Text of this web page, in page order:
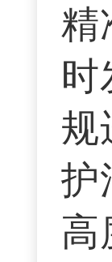
精
时
规
护
高